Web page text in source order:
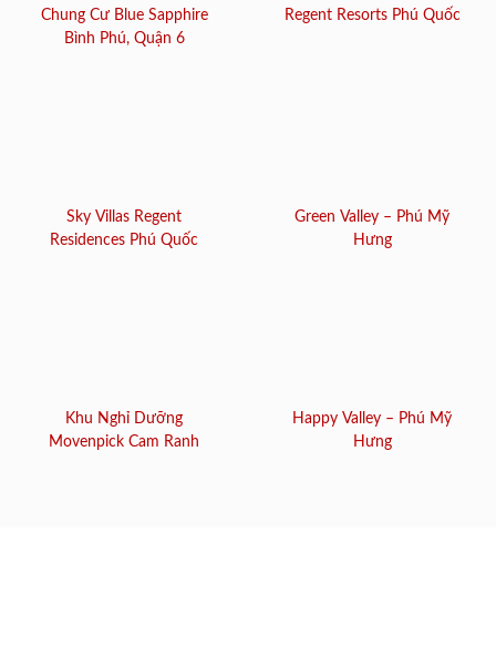
Chung Cư Blue Sapphire
Bình Phú, Quận 6
Regent Resorts Phú Quốc
Sky Villas Regent
Residences Phú Quốc
Green Valley – Phú Mỹ
Hưng
Khu Nghỉ Dưỡng
Movenpick Cam Ranh
Happy Valley – Phú Mỹ
Hưng